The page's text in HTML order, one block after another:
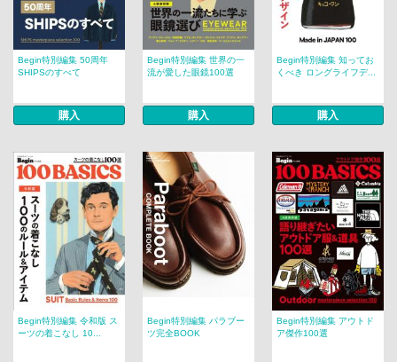
Begin特別編集 50周年
SHIPSのすべて
購入
Begin特別編集 世界の一
流が愛した眼鏡100選
購入
Begin特別編集 知ってお
くべき ロングライフデ...
購入
Begin特別編集 令和版 ス
ーツの着こなし 10...
Begin特別編集 パラブー
ツ完全BOOK
Begin特別編集 アウトド
ア傑作100選